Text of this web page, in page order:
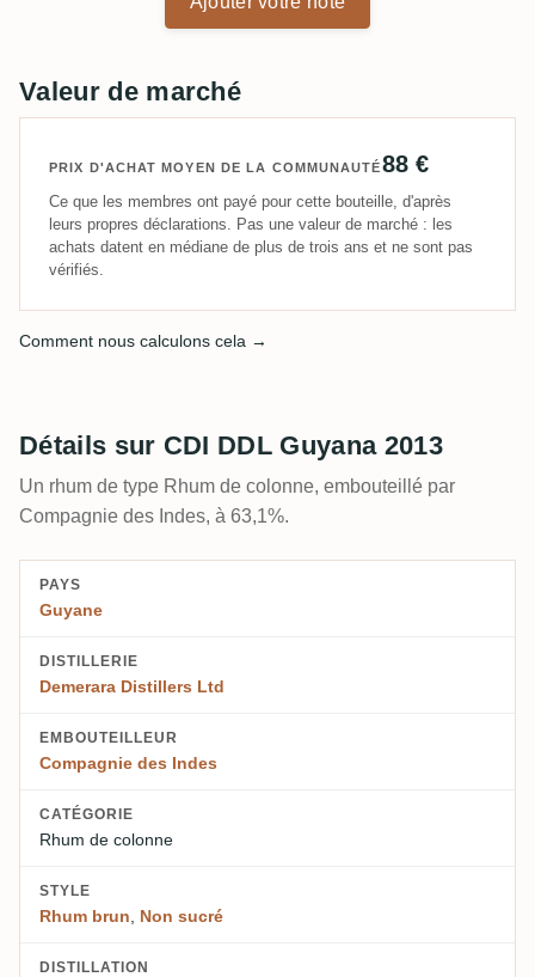
Valeur de marché
PRIX D'ACHAT MOYEN DE LA COMMUNAUTÉ88 €
Ce que les membres ont payé pour cette bouteille, d'après
leurs propres déclarations. Pas une valeur de marché : les
achats datent en médiane de plus de trois ans et ne sont pas
vérifiés.
Comment nous calculons cela →
Détails sur CDI DDL Guyana 2013
Un rhum de type Rhum de colonne, embouteillé par
Compagnie des Indes, à 63,1%.
PAYS
Guyane
DISTILLERIE
Demerara Distillers Ltd
EMBOUTEILLEUR
Compagnie des Indes
CATÉGORIE
Rhum de colonne
STYLE
Rhum brun Non sucré
DISTILLATION